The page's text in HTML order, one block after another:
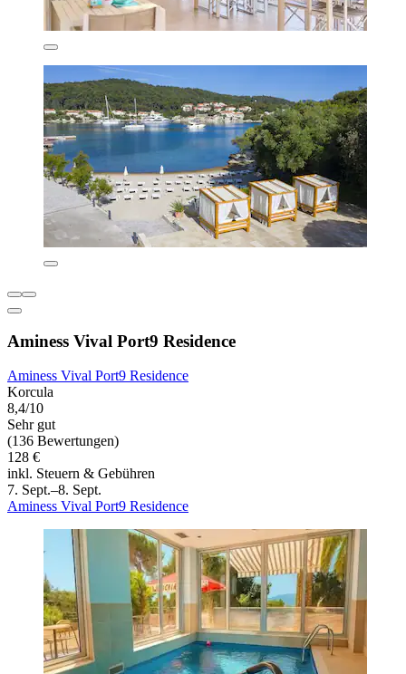
Aminess Vival Port9 Residence
Aminess Vival Port9 Residence
Korcula
8,4/10
Sehr gut
(136 Bewertungen)
128 €
inkl. Steuern & Gebühren
7. Sept.–8. Sept.
Aminess Vival Port9 Residence